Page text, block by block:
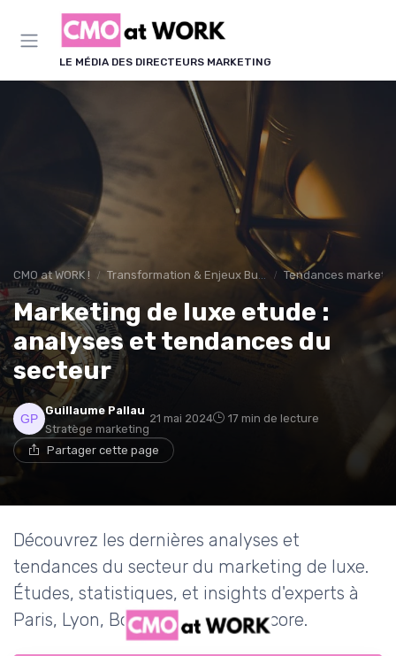
LE MÉDIA DES DIRECTEURS MARKETING
CMO at WORK ! Transformation & Enjeux Business Tendances
Marketing de luxe etude :
analyses et tendances du
secteur
Guillaume Pallau
Stratège marketing
21 mai 2024 17 min de lecture
Partager cette page
Découvrez les dernières analyses et
tendances du secteur du marketing de luxe.
Études, statistiques, et insights d'experts à
Paris, Lyon, Bordeaux et plus encore.
Panneau de gestion des cookies